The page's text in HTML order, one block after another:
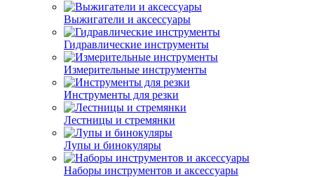
Выжигатели и аксессуары
Гидравлические инструменты
Измерительные инструменты
Инструменты для резки
Лестницы и стремянки
Лупы и бинокуляры
Наборы инструментов и аксессуары